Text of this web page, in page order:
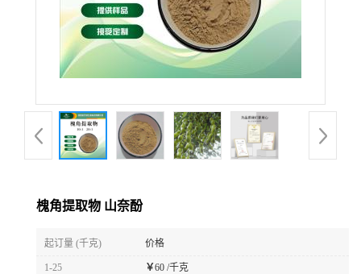
槐角提取物 山奈酚
起订量 (千克) 价格
1-25 ￥60 /千克